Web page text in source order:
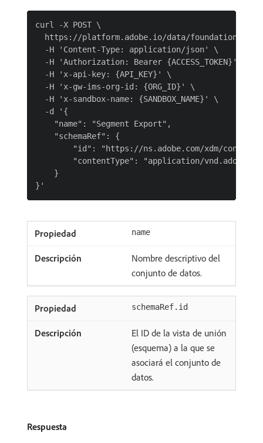
curl -X POST \
https://platform.adobe.io/data/foundation/
  -H 'Content-Type: application/json' \
  -H 'Authorization: Bearer {ACCESS_TOKEN}' \
  -H 'x-api-key: {API_KEY}' \
  -H 'x-gw-ims-org-id: {ORG_ID}' \
  -H 'x-sandbox-name: {SANDBOX_NAME}' \
  -d '{
    "name": "Segment Export",
    "schemaRef": {
"id": "https://ns.adobe.com/xdm/
"contentType": "application/
    }
name
Nombre descriptivo del
conjunto de datos.
schemaRef.id
El ID de la vista de unión
(esquema) a la que se
asociará el conjunto de
datos.
Respuesta